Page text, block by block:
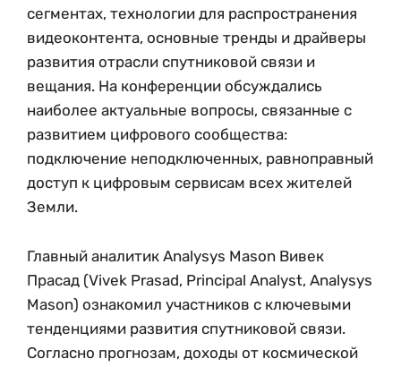
сегментах, технологии для распространения
видеоконтента, основные тренды и драйверы
развития отрасли спутниковой связи и
вещания. На конференции обсуждались
наиболее актуальные вопросы, связанные с
развитием цифрового сообщества:
подключение неподключенных, равноправный
доступ к цифровым сервисам всех жителей
Земли.
Главный аналитик Analysys Mason Вивек
Прасад (Vivek Prasad, Principal Analyst, Analysys
Mason) ознакомил участников с ключевыми
тенденциями развития спутниковой связи.
Согласно прогнозам, доходы от космической